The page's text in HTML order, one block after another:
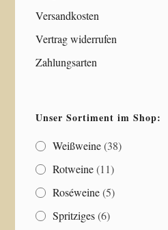
Versandkosten
Vertrag widerrufen
Zahlungsarten
Unser Sortiment im Shop:
Weißweine (38)
Rotweine (11)
Roséweine (5)
Spritziges (6)